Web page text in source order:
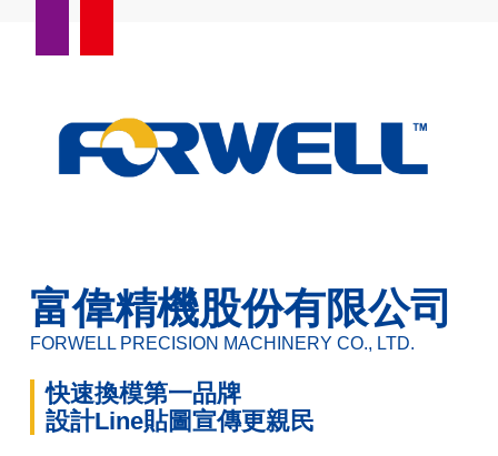
富偉精機股份有限公司
FORWELL PRECISION MACHINERY CO., LTD.
快速換模第一品牌
設計Line貼圖宣傳更親民